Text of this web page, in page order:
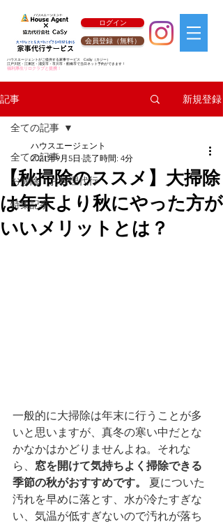
ログイン
会員登録（無料）
ハウスエージェントがご提供する家事サービス CaSy （カジー）
江戸川区・江東区・浦安市・市川市・船橋市で当日ネット予約ができます！
福利厚生リロクラブと提携！
記事 新規登録
全ての記事
お掃除・お料理代行
特集記事
全ての記事
【秋掃除のススメ】大掃除
は年末より秋にやった方が
いいメリットとは？
ハウスエージェント
2021年9月5日 読了時間: 4分
一般的に大掃除は年末に行うことが多
いと思いますが、真冬の寒い中だとな
かなかはかどりませんよね。それな
ら、 窓を開けて気持ちよく掃除できる
季節の秋がおすすめです。
夏についた
汚れを早めに落とす、水が冷たすぎな
い、気温が低すぎないので汚れが落ち